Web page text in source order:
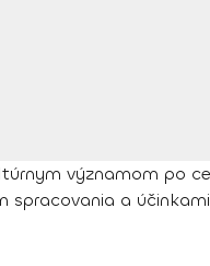
významom po
a